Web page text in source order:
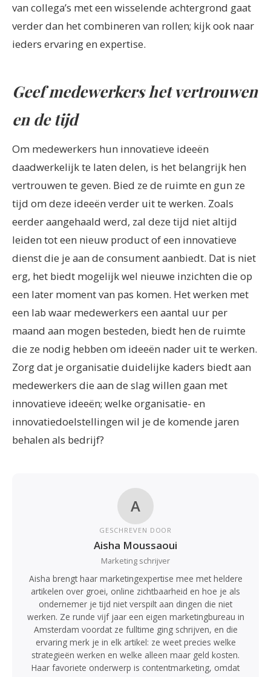
van collega’s met een wisselende achtergrond gaat
verder dan het combineren van rollen; kijk ook naar
ieders ervaring en expertise.
Geef medewerkers het vertrouwen
en de tijd
Om medewerkers hun innovatieve ideeën
daadwerkelijk te laten delen, is het belangrijk hen
vertrouwen te geven. Bied ze de ruimte en gun ze
tijd om deze ideeën verder uit te werken. Zoals
eerder aangehaald werd, zal deze tijd niet altijd
leiden tot een nieuw product of een innovatieve
dienst die je aan de consument aanbiedt. Dat is niet
erg, het biedt mogelijk wel nieuwe inzichten die op
een later moment van pas komen. Het werken met
een lab waar medewerkers een aantal uur per
maand aan mogen besteden, biedt hen de ruimte
die ze nodig hebben om ideeën nader uit te werken.
Zorg dat je organisatie duidelijke kaders biedt aan
medewerkers die aan de slag willen gaan met
innovatieve ideeën; welke organisatie- en
innovatiedoelstellingen wil je de komende jaren
behalen als bedrijf?
A
GESCHREVEN DOOR
Aisha Moussaoui
Marketing schrijver
Aisha brengt haar marketingexpertise mee met heldere
artikelen over groei, online zichtbaarheid en hoe je als
ondernemer je tijd niet verspilt aan dingen die niet
werken. Ze runde vijf jaar een eigen marketingbureau in
Amsterdam voordat ze fulltime ging schrijven, en die
ervaring merk je in elk artikel: ze weet precies welke
strategieën werken en welke alleen maar geld kosten.
Haar favoriete onderwerp is contentmarketing, omdat